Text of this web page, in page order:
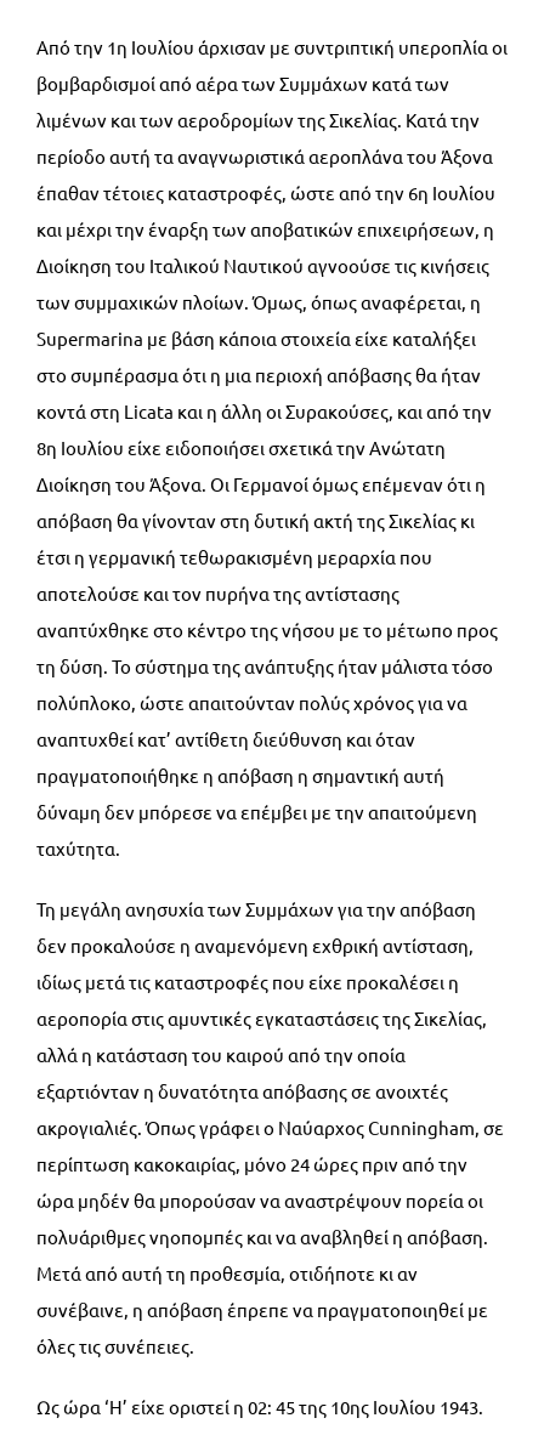
Από την 1η Ιουλίου άρχισαν με συντριπτική υπεροπλία οι
βομβαρδισμοί από αέρα των Συμμάχων κατά των
λιμένων και των αεροδρομίων της Σικελίας. Κατά την
περίοδο αυτή τα αναγνωριστικά αεροπλάνα του Άξονα
έπαθαν τέτοιες καταστροφές, ώστε από την 6η Ιουλίου
και μέχρι την έναρξη των αποβατικών επιχειρήσεων, η
Διοίκηση του Ιταλικού Ναυτικού αγνοούσε τις κινήσεις
των συμμαχικών πλοίων. Όμως, όπως αναφέρεται, η
Supermarina με βάση κάποια στοιχεία είχε καταλήξει
στο συμπέρασμα ότι η μια περιοχή απόβασης θα ήταν
κοντά στη Licata και η άλλη οι Συρακούσες, και από την
8η Ιουλίου είχε ειδοποιήσει σχετικά την Ανώτατη
Διοίκηση του Άξονα. Οι Γερμανοί όμως επέμεναν ότι η
απόβαση θα γίνονταν στη δυτική ακτή της Σικελίας κι
έτσι η γερμανική τεθωρακισμένη μεραρχία που
αποτελούσε και τον πυρήνα της αντίστασης
αναπτύχθηκε στο κέντρο της νήσου με το μέτωπο προς
τη δύση. Το σύστημα της ανάπτυξης ήταν μάλιστα τόσο
πολύπλοκο, ώστε απαιτούνταν πολύς χρόνος για να
αναπτυχθεί κατ’ αντίθετη διεύθυνση και όταν
πραγματοποιήθηκε η απόβαση η σημαντική αυτή
δύναμη δεν μπόρεσε να επέμβει με την απαιτούμενη
ταχύτητα.
Τη μεγάλη ανησυχία των Συμμάχων για την απόβαση
δεν προκαλούσε η αναμενόμενη εχθρική αντίσταση,
ιδίως μετά τις καταστροφές που είχε προκαλέσει η
αεροπορία στις αμυντικές εγκαταστάσεις της Σικελίας,
αλλά η κατάσταση του καιρού από την οποία
εξαρτιόνταν η δυνατότητα απόβασης σε ανοιχτές
ακρογιαλιές. Όπως γράφει ο Ναύαρχος Cunningham, σε
περίπτωση κακοκαιρίας, μόνο 24 ώρες πριν από την
ώρα μηδέν θα μπορούσαν να αναστρέψουν πορεία οι
πολυάριθμες νηοπομπές και να αναβληθεί η απόβαση.
Μετά από αυτή τη προθεσμία, οτιδήποτε κι αν
συνέβαινε, η απόβαση έπρεπε να πραγματοποιηθεί με
όλες τις συνέπειες.
Ως ώρα ‘Η’ είχε οριστεί η 02: 45 της 10ης Ιουλίου 1943.